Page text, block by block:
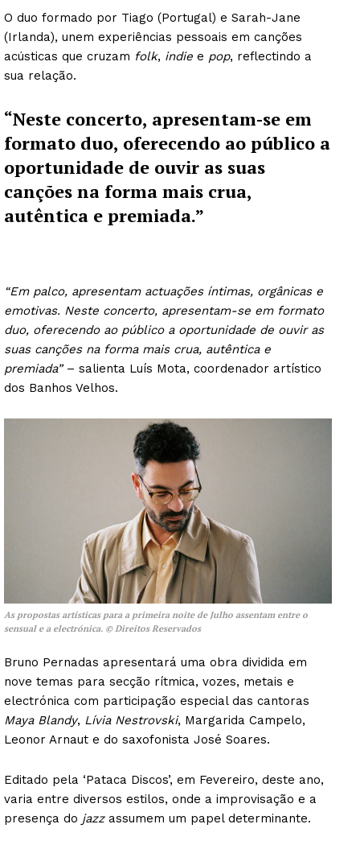
O duo formado por Tiago (Portugal) e Sarah-Jane
(Irlanda), unem experiências pessoais em canções
acústicas que cruzam folk, indie e pop, reflectindo a
sua relação.
“Neste concerto, apresentam-se em
formato duo, oferecendo ao público a
oportunidade de ouvir as suas
canções na forma mais crua,
autêntica e premiada.”
“Em palco, apresentam actuações íntimas, orgânicas e
emotivas. Neste concerto, apresentam-se em formato
duo, oferecendo ao público a oportunidade de ouvir as
suas canções na forma mais crua, autêntica e
premiada”– salienta Luís Mota, coordenador artístico
dos Banhos Velhos.
As propostas artísticas para a primeira noite de Julho assentam entre o
sensual e a electrónica. © Direitos Reservados
Bruno Pernadas apresentará uma obra dividida em
nove temas para secção rítmica, vozes, metais e
electrónica com participação especial das cantoras
Maya Blandy, Lívia Nestrovski, Margarida Campelo,
Leonor Arnaut e do saxofonista José Soares.
Editado pela ‘Pataca Discos’, em Fevereiro, deste ano,
varia entre diversos estilos, onde a improvisação e a
presença do jazzassumem um papel determinante.